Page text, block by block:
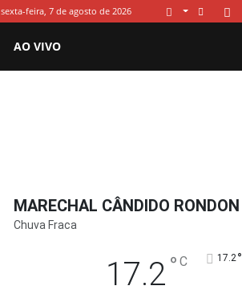
sexta-feira, 7 de agosto de 2026
AO VIVO
MARECHAL CÂNDIDO RONDON
Chuva Fraca
17.2 ° C 17.2°